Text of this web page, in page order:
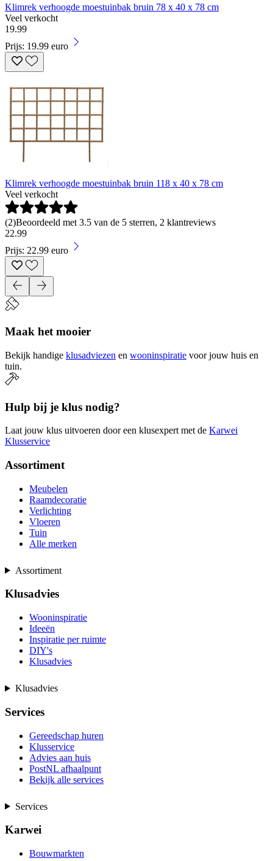
Klimrek verhoogde moestuinbak bruin 78 x 40 x 78 cm
Veel verkocht
19.99
Prijs: 19.99 euro
Klimrek verhoogde moestuinbak bruin 118 x 40 x 78 cm
Veel verkocht
(2)Beoordeeld met 3.5 van de 5 sterren, 2 klantreviews
22.99
Prijs: 22.99 euro
Maak het mooier
Bekijk handige klusadviezen en wooninspiratie voor jouw huis en
tuin.
Hulp bij je klus nodig?
Laat jouw klus uitvoeren door een klusexpert met de Karwei
Klusservice
Assortiment
Meubelen
Raamdecoratie
Verlichting
Vloeren
Tuin
Alle merken
Assortiment
Klusadvies
Wooninspiratie
Ideeën
Inspiratie per ruimte
DIY's
Klusadvies
Klusadvies
Services
Gereedschap huren
Klusservice
Advies aan huis
PostNL afhaalpunt
Bekijk alle services
Services
Karwei
Bouwmarkten